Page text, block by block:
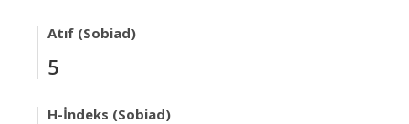
Atıf (Sobiad)
5
H-İndeks (Sobiad)